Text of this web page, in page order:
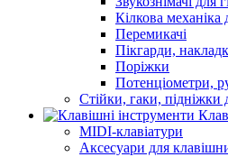
Кілкова механіка
Перемикачі
Пікгарди,
Поріжки
Потенціометри,
Стійки, гаки, підніжки
MIDI-клавіатури
Аксесуари для